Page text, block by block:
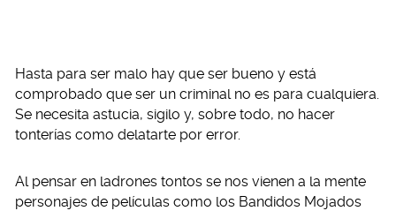
Hasta para ser malo hay que ser bueno y está
comprobado que ser un criminal no es para cualquiera.
Se necesita astucia, sigilo y, sobre todo, no hacer
tonterías como delatarte por error.
Al pensar en ladrones tontos se nos vienen a la mente
personajes de películas como los Bandidos Mojados